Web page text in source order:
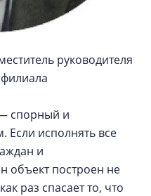
руководителя
спорный и
Если исполнять все
и
объект построен не
раз спасает то, что